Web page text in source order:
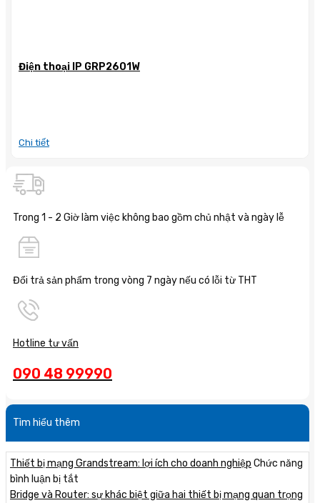
Điện thoại IP GRP2601W
Chi tiết
Trong 1 - 2 Giờ làm việc không bao gồm chủ nhật và ngày lễ
Đổi trả sản phẩm trong vòng 7 ngày nếu có lỗi từ THT
Hotline tư vấn
090 48 99990
Tìm hiểu thêm
Thiết bị mạng Grandstream: lợi ích cho doanh nghiệp Chức năng
bình luận bị tắt
Thiết
Bridge và Router: sự khác biệt giữa hai thiết bị mạng quan trọng